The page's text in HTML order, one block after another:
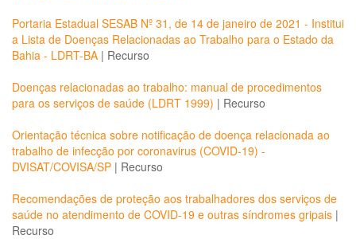
Portaria Estadual SESAB Nº 31, de 14 de janeiro de 2021 - Institui
a Lista de Doenças Relacionadas ao Trabalho para o Estado da
Bahia - LDRT-BA | Recurso
Doenças relacionadas ao trabalho: manual de procedimentos
para os serviços de saúde (LDRT 1999) | Recurso
Orientação técnica sobre notificação de doença relacionada ao
trabalho de infecção por coronavirus (COVID-19) -
DVISAT/COVISA/SP | Recurso
Recomendações de proteção aos trabalhadores dos serviços de
saúde no atendimento de COVID-19 e outras síndromes gripais |
Recurso